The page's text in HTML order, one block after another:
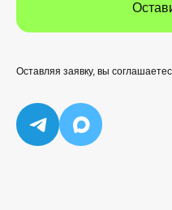
Оставляя заявку, вы